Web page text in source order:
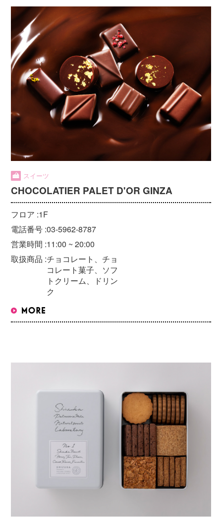
スイーツ
CHOCOLATIER PALET D'OR GINZA
フロア :1F
電話番号 :03-5962-8787
営業時間 :11:00 ~ 20:00
取扱商品 :チョコレート、チョ
コレート菓子、ソフ
トクリーム、ドリン
ク